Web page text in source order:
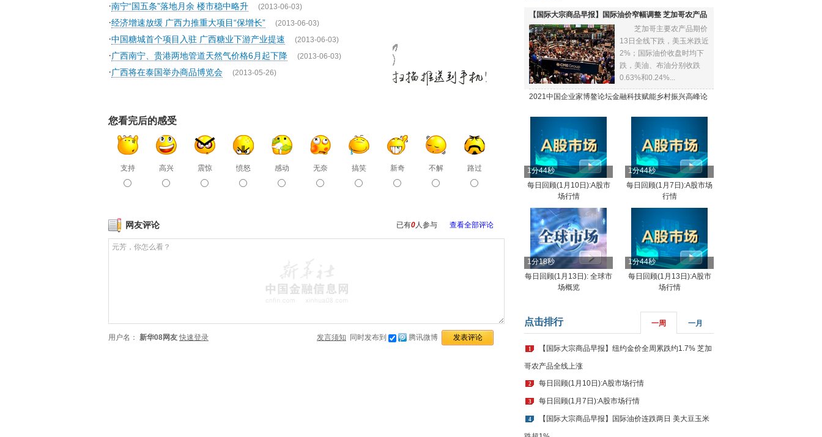
·南宁“国五条”落地月余 楼市稳中略升 (2013-06-03)
·经济增速放缓 广西力推重大项目“保增长” (2013-06-03)
·中国糖城首个项目入驻 广西糖业下游产业提速 (2013-06-03)
·广西南宁、贵港两地管道天然气价格6月起下降 (2013-06-03)
·广西将在泰国举办商品博览会 (2013-05-26)
您看完后的感受
支持 高兴 震惊 愤怒 感动 无奈 搞笑 新奇 不解 路过
网友评论 已有0人参与 查看全部评论
用户名： 新华08网友 快速登录 发言须知 同时发布到 腾讯微博
【国际大宗商品早报】国际油价窄幅调整 芝加哥农产品
全线下跌
芝加哥主要农产品期价
13日全线下跌，美玉米跌近
2%；国际油价收盘时均下
跌，美油、布油分别收跌
0.63%和0.24%...
2021中国企业家博鳌论坛金融科技赋能乡村振兴高峰论
1分44秒
每日回顾(1月10日):A股市
场行情
1分44秒
每日回顾(1月7日):A股市场
行情
1分18秒
每日回顾(1月13日): 全球市
场概览
1分44秒
每日回顾(1月13日):A股市
场行情
点击排行 一周 一月
1 【国际大宗商品早报】纽约金价全周累跌约1.7% 芝加
哥农产品全线上涨
2 每日回顾(1月10日):A股市场行情
3 每日回顾(1月7日):A股市场行情
4 【国际大宗商品早报】国际油价连跌两日 美大豆玉米